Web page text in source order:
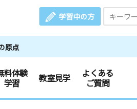
学習中の方
原点
料体験
学習
教室見学
よくある
ご質問